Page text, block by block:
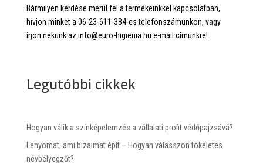
Bármilyen kérdése merül fel a termékeinkkel kapcsolatban,
hívjon minket a 06-23-611-384-es telefonszámunkon, vagy
írjon nekünk az info@euro-higienia.hu e-mail címünkre!
Legutóbbi cikkek
Hogyan válik a színképelemzés a vállalati profit védőpajzsává?
Lenyomat, ami bizalmat épít – Hogyan válasszon tökéletes
névbélyegzőt?